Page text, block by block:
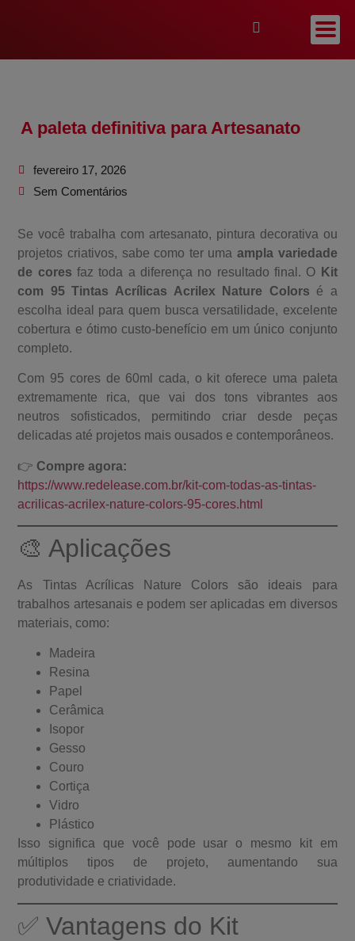
A paleta definitiva para Artesanato
fevereiro 17, 2026
Sem Comentários
Se você trabalha com artesanato, pintura decorativa ou
projetos criativos, sabe como ter umaampla variedade
de cores faz toda a diferença no resultado final. O Kit
com 95 Tintas Acrílicas Acrilex Nature Colors é a
escolha ideal para quem busca versatilidade, excelente
cobertura e ótimo custo-benefício em um único conjunto
completo.
Com 95 cores de 60ml cada, o kit oferece uma paleta
extremamente rica, que vai dos tons vibrantes aos
neutros sofisticados, permitindo criar desde peças
delicadas até projetos mais ousados e contemporâneos.
👉 Compre agora:
https://www.redelease.com.br/kit-com-todas-as-tintas-
acrilicas-acrilex-nature-colors-95-cores.html
🎨 Aplicações
As Tintas Acrílicas Nature Colors são ideais para
trabalhos artesanais e podem ser aplicadas em diversos
materiais, como:
Madeira
Resina
Papel
Cerâmica
Isopor
Gesso
Couro
Cortiça
Vidro
Plástico
Isso significa que você pode usar o mesmo kit em
múltiplos tipos de projeto, aumentando sua
produtividade e criatividade.
✅ Vantagens do Kit